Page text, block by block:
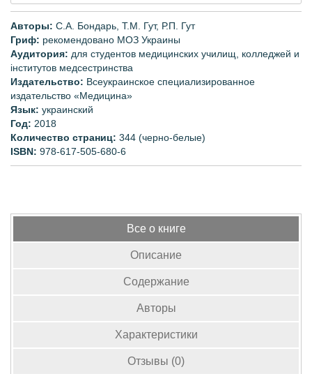
Авторы: С.А. Бондарь, Т.М. Гут, Р.П. Гут
Гриф: рекомендовано МОЗ Украины
Аудитория: для студентов медицинских училищ, колледжей и
інститутов медсестринства
Издательство: Всеукраинское специализированное
издательство «Медицина»
Язык: украинский
Год: 2018
Количество страниц: 344 (черно-белые)
ISBN: 978-617-505-680-6
Все о книге
Описание
Содержание
Авторы
Характеристики
Отзывы (0)